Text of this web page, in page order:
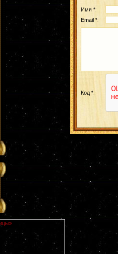
Имя *:
Email *:
Код *: